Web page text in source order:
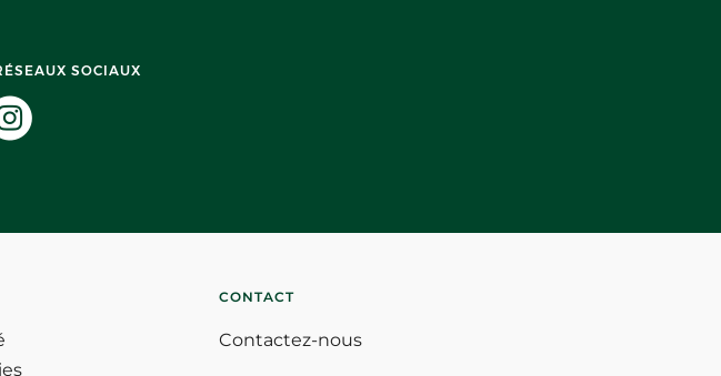
SOCIAUX
CONTACT
Contactez-nous